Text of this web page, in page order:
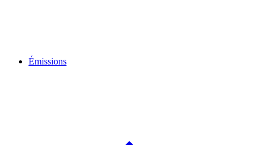
Émissions